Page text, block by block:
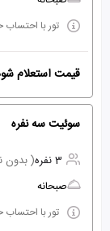
تور با
قیمت استعلام
سوئیت سه نفره
3 نفره
( بدون
صبحانه
تور با